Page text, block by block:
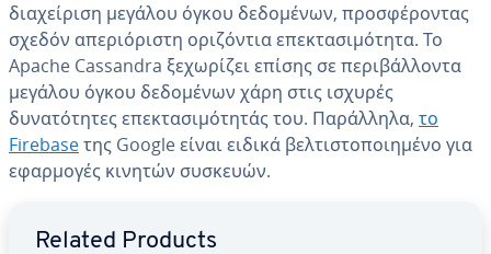
διαχείριση μεγάλου όγκου δεδομένων, προσφέροντας
σχεδόν απεριόριστη οριζόντια επεκτασιμότητα. Το
Apache Cassandra ξεχωρίζει επίσης σε περιβάλλοντα
μεγάλου όγκου δεδομένων χάρη στις ισχυρές
δυνατότητες επεκτασιμότητάς του. Παράλληλα, το
Firebaseτης Google είναι ειδικά βελτιστοποιημένο για
εφαρμογές κινητών συσκευών.
Related Products